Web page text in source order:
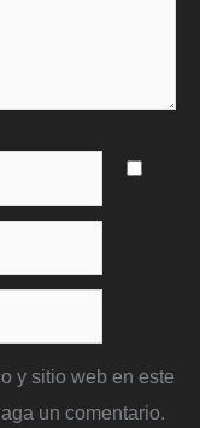
y sitio web en este
un comentario.